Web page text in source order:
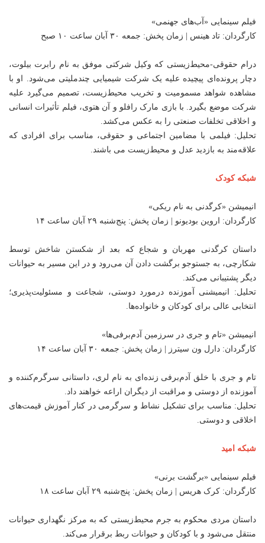
فیلم سینمایی «آب‌های جهنمی»
کارگردان: تاد هینس | زمان پخش: جمعه ۳۰ آبان ساعت ۱۰ صبح
درام حقوقی-محیط‌زیستی که وکیل شرکتی موفق به نام رابرت بیلوت،
دچار پرونده‌ای پیچیده علیه یک شرکت شیمیایی چندملیتی می‌شود. او با
مشاهده شواهد مسمومیت و تخریب محیط‌زیست، تصمیم می‌گیرد علیه
شرکت موضع بگیرد. با بازی مارک رافلو و آن هتوی، فیلم تأثیرات انسانی
و اخلاقی تخلفات صنعتی را به عکس می‌کشد.
تحلیل: فیلمی با مضامین اجتماعی و حقوقی، مناسب برای افرادی که
علاقه‌مند به بازدید عدل و محیط‌زیست می باشند.
شبکه کودک
انیمیشن «کرگدنی به نام ریکی»
کارگردان: اروین بودیونو | زمان پخش: پنج‌شنبه ۲۹ آبان ساعت ۱۴
داستان کرگدنی مهربان و شجاع که بعد از شکستن شاخش توسط
شکارچی، به جستوجو برگشت دادن آن می‌رود و در این مسیر به حیوانات
دیگر پشتیبانی می‌کند.
تحلیل: انیمیشنی آموزنده درمورد دوستی، شجاعت و مسئولیت‌پذیری؛
انتخابی عالی برای کودکان و خانواده‌ها.
انیمیشن «تام و جری در سرزمین آدم‌برفی‌ها»
کارگردان: دارل ون سیترز | زمان پخش: جمعه ۳۰ آبان ساعت ۱۴
تام و جری با خلق آدم‌برفی زنده‌ای به نام لری، داستانی سرگرم‌کننده و
آموزنده از دوستی و مراقبت از دیگران اراعه خواهند داد.
تحلیل: مناسب برای تشکیل نشاط و سرگرمی در کنار آموزش قیمت‌های
اخلاقی و دوستی.
شبکه امید
فیلم سینمایی «برگشت برنی»
کارگردان: کرک هریس | زمان پخش: پنج‌شنبه ۲۹ آبان ساعت ۱۸
داستان مردی محکوم به جرم محیط‌زیستی که به مرکز نگهداری حیوانات
منتقل می‌شود و با کودکان و حیوانات ربط برقرار می‌کند.